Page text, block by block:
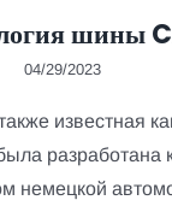
шины
04/29/2023
известная
разработана
немецкой